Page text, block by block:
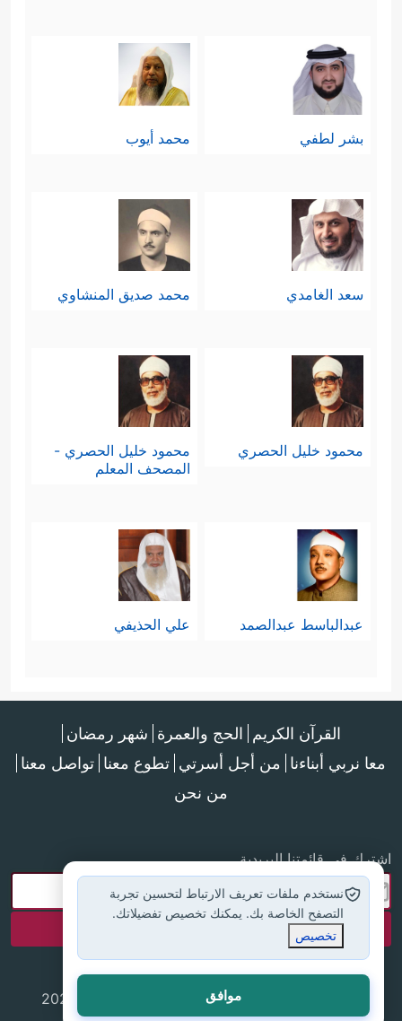
بشر لطفي محمد أيوب
سعد الغامدي محمد صديق المنشاوي
محمود خليل الحصري
محمود خليل الحصري -
المصحف المعلم
عبدالباسط عبدالصمد علي الحذيفي
القرآن الكريم الحج والعمرة شهر رمضان
معا نربي أبناءنا من أجل أسرتي تطوع معنا تواصل معنا
من نحن
اشترك في قائمتنا البريدية
جميع الحقوق محفوظة لموقع إسلام أون لاين © 2025
نستخدم ملفات تعريف الارتباط لتحسين تجربة
التصفح الخاصة بك. يمكنك تخصيص تفضيلاتك.
تخصيص
موافق